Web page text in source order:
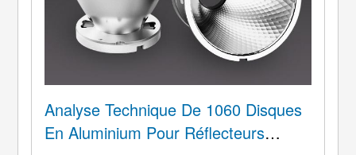
Analyse Technique De 1060 Disques
En Aluminium Pour Réflecteurs